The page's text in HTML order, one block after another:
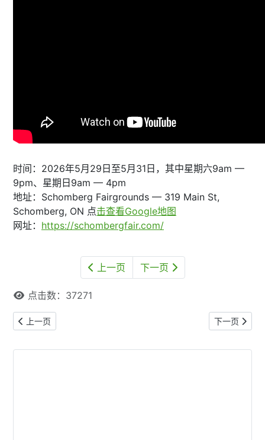
时间：2026年5月29日至5月31日，其中星期六9am —
9pm、星期日9am — 4pm
地址：Schomberg Fairgrounds — 319 Main St,
Schomberg, ON 点击查看Google地图
网址： https://schombergfair.com/
上一页 下一页
点击数：37271
上一篇文章: 【本网专稿】多伦多周末好去处（2026年6月12日至
上一页 下一篇文章:
下一页